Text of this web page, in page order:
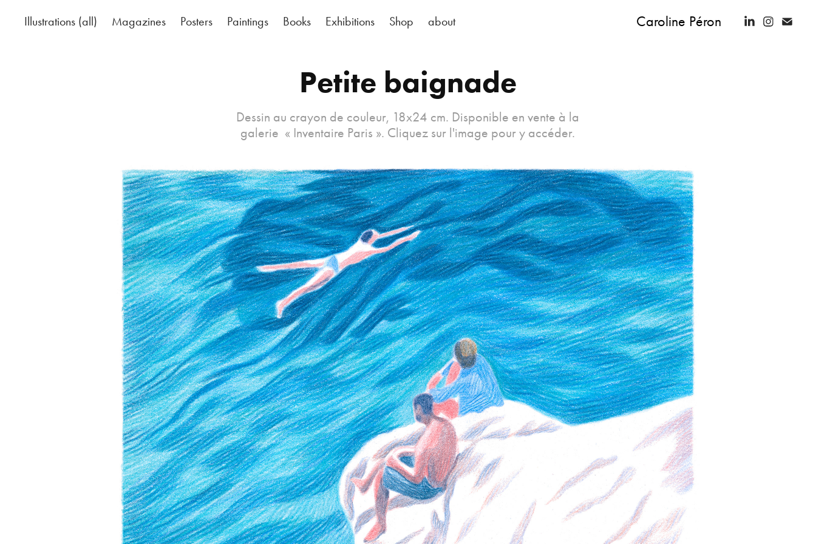
Illustrations (all) Magazines Posters Paintings Books Exhibitions Shop about Caroline Péron
Petite baignade
Dessin au crayon de couleur, 18x24 cm. Disponible en vente à la